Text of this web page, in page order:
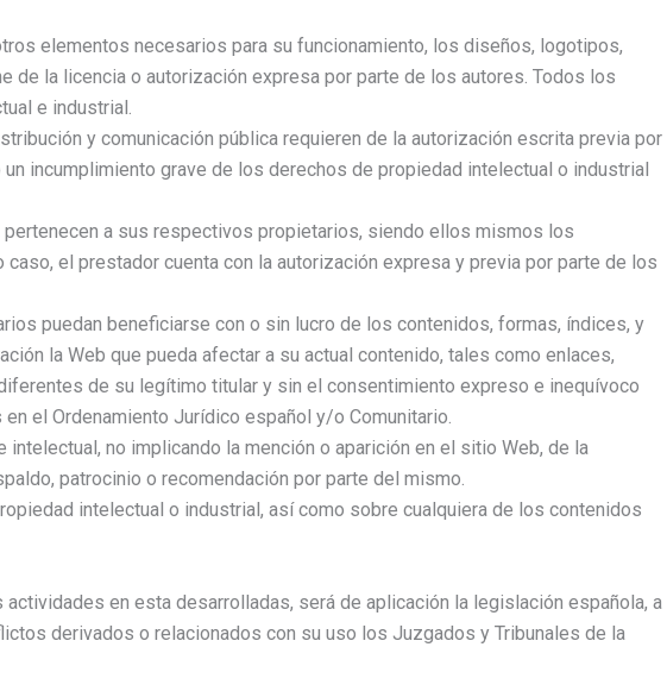
elementos necesarios para su funcionamiento, los diseños, logotipos,
la licencia o autorización expresa por parte de los autores. Todos los
e industrial.
y comunicación pública requieren de la autorización escrita previa por
incumplimiento grave de los derechos de propiedad intelectual o industrial
a sus respectivos propietarios, siendo ellos mismos los
el prestador cuenta con la autorización expresa y previa por parte de los
puedan beneficiarse con o sin lucro de los contenidos, formas, índices, y
la Web que pueda afectar a su actual contenido, tales como enlaces,
de su legítimo titular y sin el consentimiento expreso e inequívoco
el Ordenamiento Jurídico español y/o Comunitario.
no implicando la mención o aparición en el sitio Web, de la
patrocinio o recomendación por parte del mismo.
intelectual o industrial, así como sobre cualquiera de los contenidos
en esta desarrolladas, será de aplicación la legislación española, a
derivados o relacionados con su uso los Juzgados y Tribunales de la